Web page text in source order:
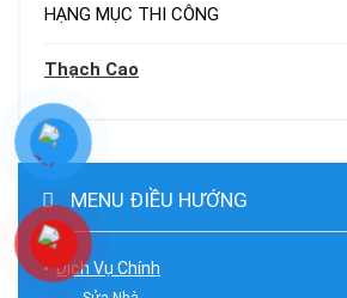
HẠNG MỤC THI CÔNG
Thạch Cao
MENU ĐIỀU HƯỚNG
Dịch Vụ Chính